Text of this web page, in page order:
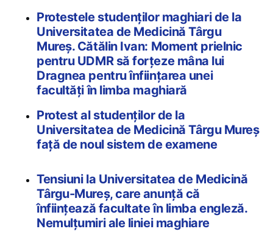
Protestele studenților maghiari de la
Universitatea de Medicină Târgu
Mureș. Cătălin Ivan: Moment prielnic
pentru UDMR să forțeze mâna lui
Dragnea pentru înființarea unei
facultăți în limba maghiară
Protest al studenților de la
Universitatea de Medicină Târgu Mureș
faţă de noul sistem de examene
Tensiuni la Universitatea de Medicină
Târgu-Mureş, care anunță că
înființează facultate în limba engleză.
Nemulțumiri ale liniei maghiare